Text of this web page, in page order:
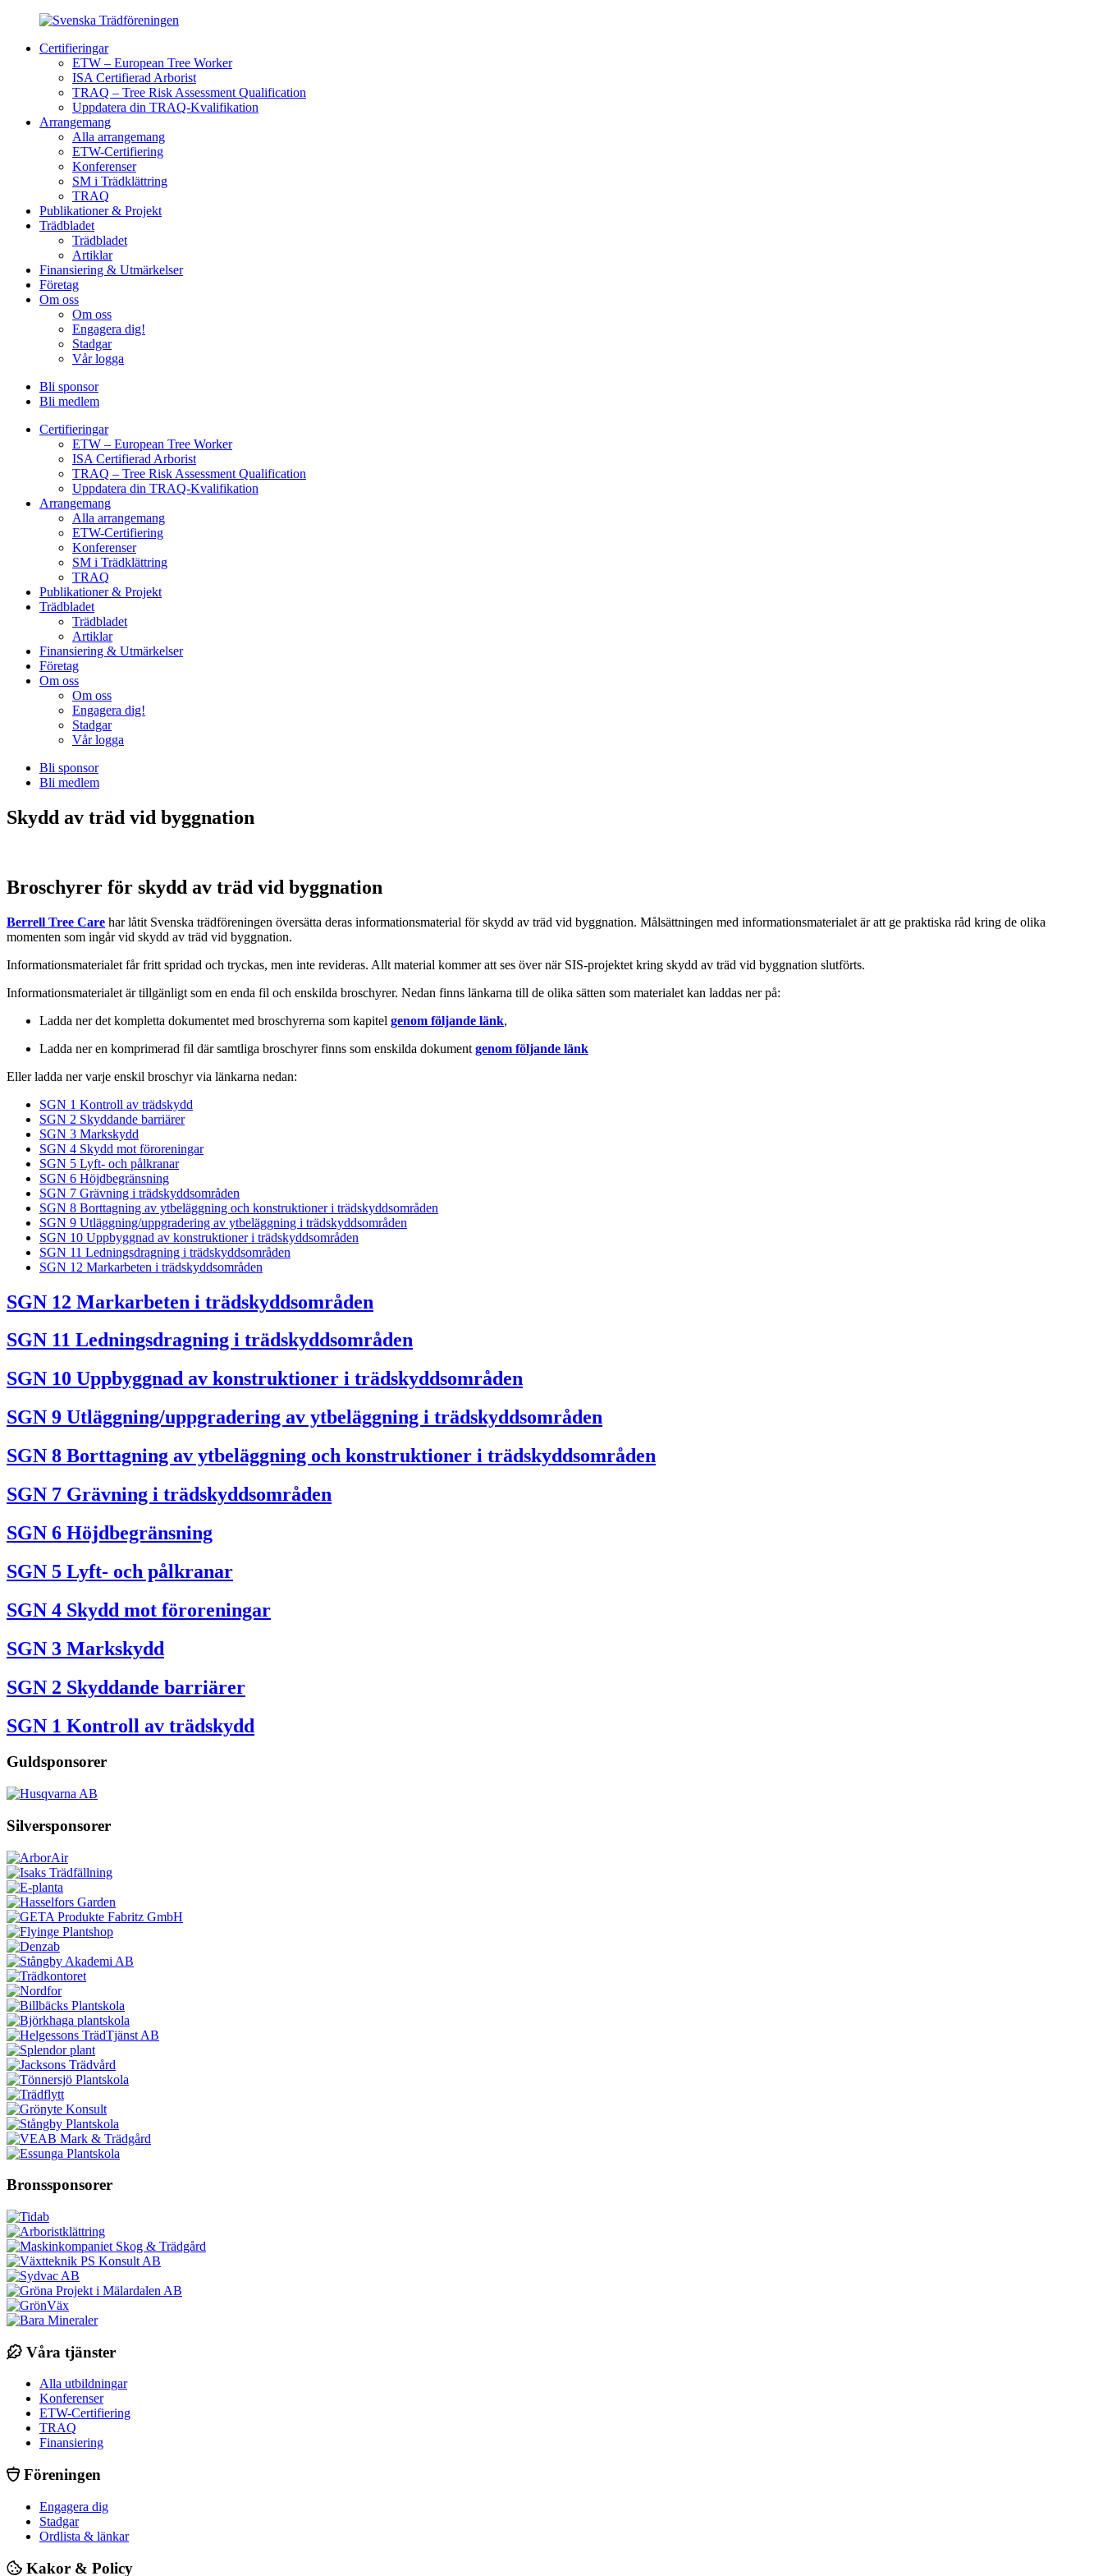
Certifieringar
ETW – European Tree Worker
ISA Certifierad Arborist
TRAQ – Tree Risk Assessment Qualification
Uppdatera din TRAQ-Kvalifikation
Arrangemang
Alla arrangemang
ETW-Certifiering
Konferenser
SM i Trädklättring
TRAQ
Publikationer & Projekt
Trädbladet
Trädbladet
Artiklar
Finansiering & Utmärkelser
Företag
Om oss
Om oss
Engagera dig!
Stadgar
Vår logga
Bli sponsor
Bli medlem
Certifieringar
ETW – European Tree Worker
ISA Certifierad Arborist
TRAQ – Tree Risk Assessment Qualification
Uppdatera din TRAQ-Kvalifikation
Arrangemang
Alla arrangemang
ETW-Certifiering
Konferenser
SM i Trädklättring
TRAQ
Publikationer & Projekt
Trädbladet
Trädbladet
Artiklar
Finansiering & Utmärkelser
Företag
Om oss
Om oss
Engagera dig!
Stadgar
Vår logga
Bli sponsor
Bli medlem
Skydd av träd vid byggnation
Broschyrer för skydd av träd vid byggnation
Berrell Tree Care har låtit Svenska trädföreningen översätta deras informationsmaterial för skydd av träd vid byggnation. Målsättningen med informationsmaterialet är att ge praktiska råd kring de olika
momenten som ingår vid skydd av träd vid byggnation.
Informationsmaterialet får fritt spridad och tryckas, men inte revideras. Allt material kommer att ses över när SIS-projektet kring skydd av träd vid byggnation slutförts.
Informationsmaterialet är tillgänligt som en enda fil och enskilda broschyrer. Nedan finns länkarna till de olika sätten som materialet kan laddas ner på:
Ladda ner det kompletta dokumentet med broschyrerna som kapitel genom följande länk,
Ladda ner en komprimerad fil där samtliga broschyrer finns som enskilda dokument genom följande länk
Eller ladda ner varje enskil broschyr via länkarna nedan:
SGN 1 Kontroll av trädskydd
SGN 2 Skyddande barriärer
SGN 3 Markskydd
SGN 4 Skydd mot föroreningar
SGN 5 Lyft- och pålkranar
SGN 6 Höjdbegränsning
SGN 7 Grävning i trädskyddsområden
SGN 8 Borttagning av ytbeläggning och konstruktioner i trädskyddsområden
SGN 9 Utläggning/uppgradering av ytbeläggning i trädskyddsområden
SGN 10 Uppbyggnad av konstruktioner i trädskyddsområden
SGN 11 Ledningsdragning i trädskyddsområden
SGN 12 Markarbeten i trädskyddsområden
SGN 12 Markarbeten i trädskyddsområden
SGN 11 Ledningsdragning i trädskyddsområden
SGN 10 Uppbyggnad av konstruktioner i trädskyddsområden
SGN 9 Utläggning/uppgradering av ytbeläggning i trädskyddsområden
SGN 8 Borttagning av ytbeläggning och konstruktioner i trädskyddsområden
SGN 7 Grävning i trädskyddsområden
SGN 6 Höjdbegränsning
SGN 5 Lyft- och pålkranar
SGN 4 Skydd mot föroreningar
SGN 3 Markskydd
SGN 2 Skyddande barriärer
SGN 1 Kontroll av trädskydd
Guldsponsorer
Silversponsorer
Bronssponsorer
Våra tjänster
Alla utbildningar
Konferenser
ETW-Certifiering
TRAQ
Finansiering
Föreningen
Engagera dig
Stadgar
Ordlista & länkar
Kakor & Policy